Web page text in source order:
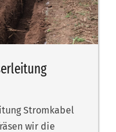
Stromkabel
wir die